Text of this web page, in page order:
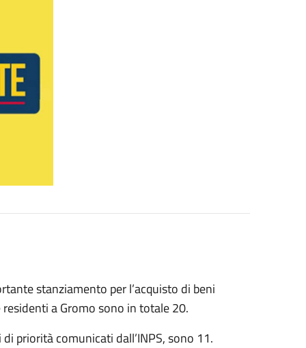
stanziamento per l’acquisto di beni
a Gromo sono in totale 20.
priorità comunicati dall’INPS, sono 11.